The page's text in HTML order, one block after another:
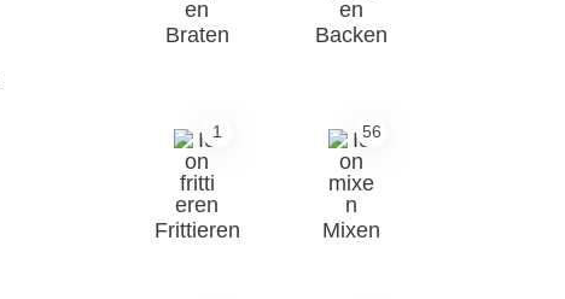
Braten Backen
1
Frittieren
56
Mixen